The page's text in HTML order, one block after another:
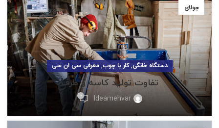
جولای
دستگاه خانگی,کار با چوب,معرفی سی ان سی
تفاوت تولید کاسه و ظرف
Ideamehvar
0